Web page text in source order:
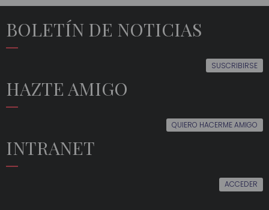
BOLETÍN DE NOTICIAS
SUSCRIBIRSE
HAZTE AMIGO
QUIERO HACERME AMIGO
INTRANET
ACCEDER